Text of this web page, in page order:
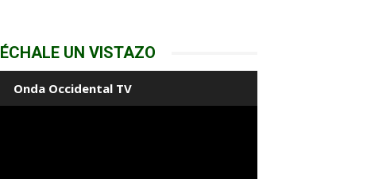
ÉCHALE UN VISTAZO
Onda Occidental TV